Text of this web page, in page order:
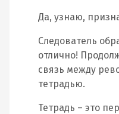
Да, узнаю,
Следователь
отлично!
связь между
тетрадью.
Тетрадь – это